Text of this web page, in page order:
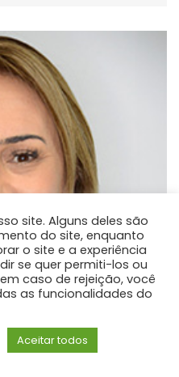
site. Alguns deles são
do site, enquanto
o site e a experiência
se quer permiti-los ou
caso de rejeição, você
as funcionalidades do
Aceitar todos